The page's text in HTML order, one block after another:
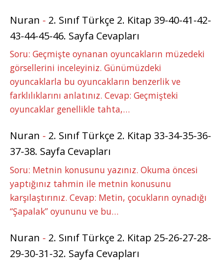
Nuran - 2. Sınıf Türkçe 2. Kitap 39-40-41-42-
43-44-45-46. Sayfa Cevapları
Soru: Geçmişte oynanan oyuncakların müzedeki
görsellerini inceleyiniz. Günümüzdeki
oyuncaklarla bu oyuncakların benzerlik ve
farklılıklarını anlatınız. Cevap: Geçmişteki
oyuncaklar genellikle tahta,…
Nuran - 2. Sınıf Türkçe 2. Kitap 33-34-35-36-
37-38. Sayfa Cevapları
Soru: Metnin konusunu yazınız. Okuma öncesi
yaptığınız tahmin ile metnin konusunu
karşılaştırınız. Cevap: Metin, çocukların oynadığı
“Şapalak” oyununu ve bu…
Nuran - 2. Sınıf Türkçe 2. Kitap 25-26-27-28-
29-30-31-32. Sayfa Cevapları